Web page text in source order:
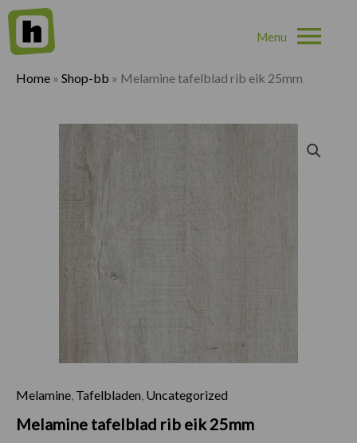
Home » Shop-bb » Melamine tafelblad rib eik 25mm
Melamine Tafelbladen Uncategorized
Melamine tafelblad rib eik 25mm
Prijsklasse:
€30.25